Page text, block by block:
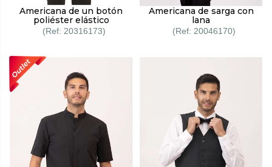
Americana de un botón
poliéster elástico
20316173
Americana de sarga con
lana
20046170